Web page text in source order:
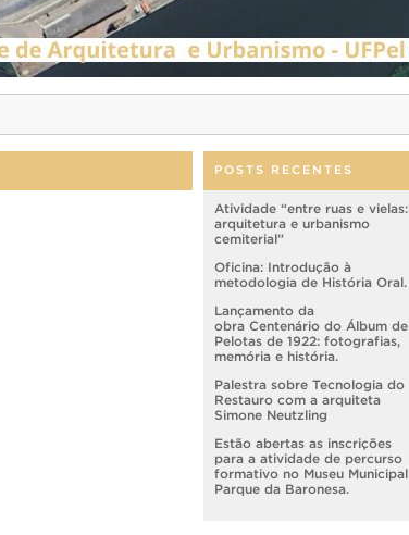
POSTS RECENTES
Atividade “entre ruas e vielas:
arquitetura e urbanismo
cemiterial”
Oficina: Introdução à
metodologia de História Oral.
Lançamento da
obra Centenário do Álbum de
Pelotas de 1922: fotografias,
memória e história.
Palestra sobre Tecnologia do
Restauro com a arquiteta
Simone Neutzling
Estão abertas as inscrições
para a atividade de percurso
formativo no Museu Municipal
Parque da Baronesa.